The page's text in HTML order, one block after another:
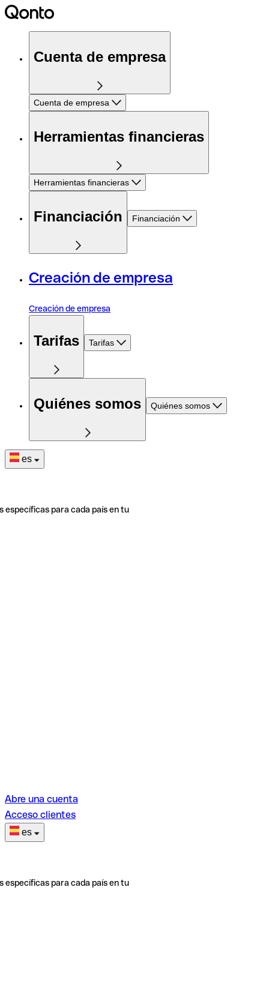
Cuenta de empresa
Cuenta de empresa
Herramientas financieras
Herramientas financieras
Financiación Financiación
Creación de empresa
Creación de empresa
Tarifas Tarifas
Quiénes somos Quiénes somos
es
específicas para cada país en tu
Abre una cuenta
Acceso clientes
es
específicas para cada país en tu